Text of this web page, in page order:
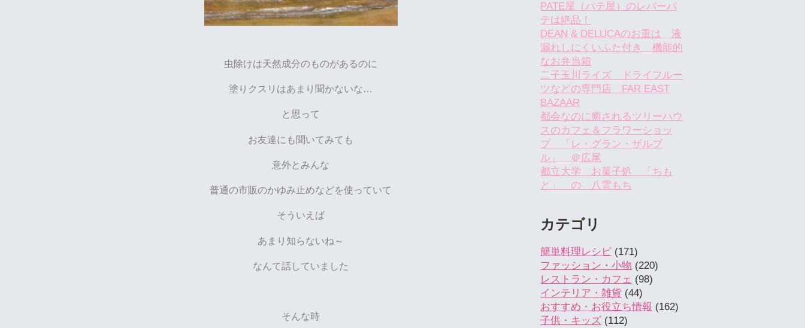
虫除けは天然成分のものがあるのに
塗りクスリはあまり聞かないな…
と思って
お友達にも聞いてみても
意外とみんな
普通の市販のかゆみ止めなどを使っていて
そういえば
あまり知らないね～
なんて話していました
そんな時
PATE屋（パテ屋）のレバーパ
テは絶品！
DEAN & DELUCAのお重は 液
漏れしにくいふた付き 機能的
なお弁当箱
二子玉川ライズ ドライフルー
ツなどの専門店 FAR EAST
BAZAAR
都会なのに癒されるツリーハウ
スのカフェ＆フラワーショッ
プ 「レ・グラン・ザルブ
ル」 ＠広尾
都立大学 お菓子処 「ちも
と」 の 八雲もち
カテゴリ
簡単料理レシピ (171)
ファッション・小物 (220)
レストラン・カフェ (98)
インテリア・雑貨 (44)
おすすめ・お役立ち情報 (162)
子供・キッズ (112)